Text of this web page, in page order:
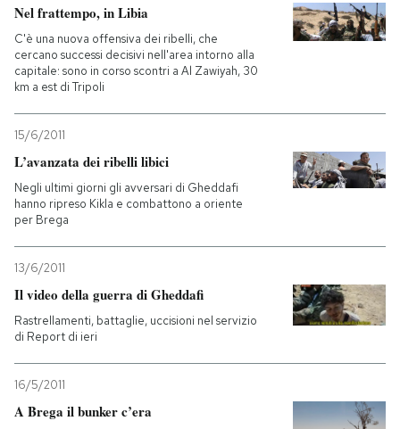
Nel frattempo, in Libia
C'è una nuova offensiva dei ribelli, che
cercano successi decisivi nell'area intorno alla
capitale: sono in corso scontri a Al Zawiyah, 30
km a est di Tripoli
15/6/2011
L’avanzata dei ribelli libici
Negli ultimi giorni gli avversari di Gheddafi
hanno ripreso Kikla e combattono a oriente
per Brega
13/6/2011
Il video della guerra di Gheddafi
Rastrellamenti, battaglie, uccisioni nel servizio
di Report di ieri
16/5/2011
A Brega il bunker c’era